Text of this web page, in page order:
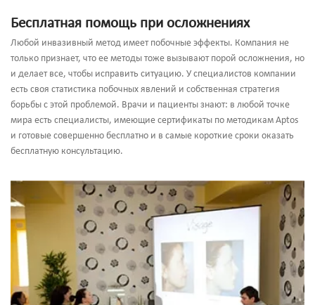
Бесплатная помощь при осложнениях
Любой инвазивный метод имеет побочные эффекты. Компания не
только признает, что ее методы тоже вызывают порой осложнения, но
и делает все, чтобы исправить ситуацию. У специалистов компании
есть своя статистика побочных явлений и собственная стратегия
борьбы с этой проблемой. Врачи и пациенты знают: в любой точке
мира есть специалисты, имеющие сертификаты по методикам Aptos
и готовые совершенно бесплатно и в самые короткие сроки оказать
бесплатную консультацию.